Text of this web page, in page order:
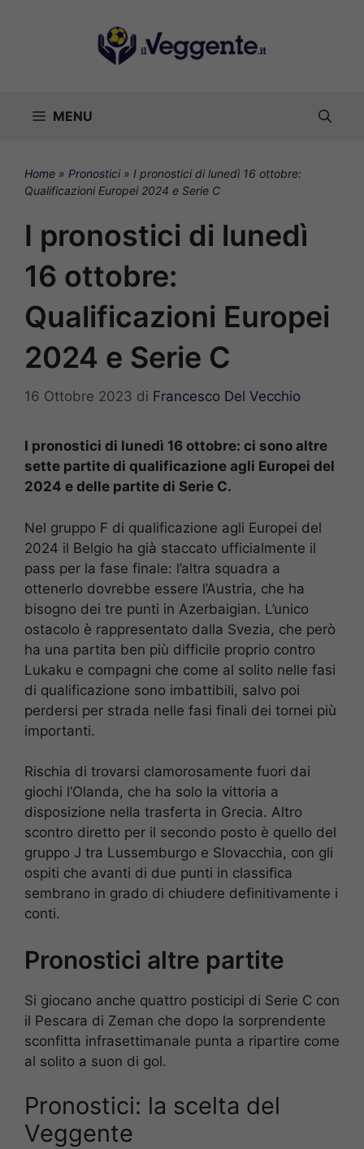
MENU
Home » Pronostici» I pronostici di lunedì 16 ottobre:
Qualificazioni Europei 2024 e Serie C
I pronostici di lunedì
16 ottobre:
Qualificazioni Europei
2024 e Serie C
16 Ottobre 2023 di Francesco Del Vecchio
I pronostici di lunedì 16 ottobre: ci sono altre
sette partite di qualificazione agli Europei del
2024 e delle partite di Serie C.
Nel gruppo F di qualificazione agli Europei del
2024 il Belgio ha già staccato ufficialmente il
pass per la fase finale: l’altra squadra a
ottenerlo dovrebbe essere l’Austria, che ha
bisogno dei tre punti in Azerbaigian. L’unico
ostacolo è rappresentato dalla Svezia, che però
ha una partita ben più difficile proprio contro
Lukaku e compagni che come al solito nelle fasi
di qualificazione sono imbattibili, salvo poi
perdersi per strada nelle fasi finali dei tornei più
importanti.
Rischia di trovarsi clamorosamente fuori dai
giochi l’Olanda, che ha solo la vittoria a
disposizione nella trasferta in Grecia. Altro
scontro diretto per il secondo posto è quello del
gruppo J tra Lussemburgo e Slovacchia, con gli
ospiti che avanti di due punti in classifica
sembrano in grado di chiudere definitivamente i
conti.
Pronostici altre partite
Si giocano anche quattro posticipi di Serie C con
il Pescara di Zeman che dopo la sorprendente
sconfitta infrasettimanale punta a ripartire come
al solito a suon di gol.
Pronostici: la scelta del
Veggente